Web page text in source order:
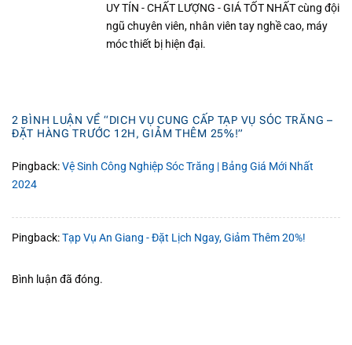
UY TÍN - CHẤT LƯỢNG - GIÁ TỐT NHẤT cùng đội
ngũ chuyên viên, nhân viên tay nghề cao, máy
móc thiết bị hiện đại.
2 BÌNH LUẬN VỀ “DICH VỤ CUNG CẤP TẠP VỤ SÓC TRĂNG –
ĐẶT HÀNG TRƯỚC 12H, GIẢM THÊM 25%!”
Pingback:Vệ Sinh Công Nghiệp Sóc Trăng | Bảng Giá Mới Nhất
2024
Pingback:Tạp Vụ An Giang - Đặt Lịch Ngay, Giảm Thêm 20%!
Bình luận đã đóng.